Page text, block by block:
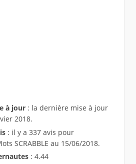
à jour: la dernière mise à jour
2018.
: il y a 337 avis pour
SCRABBLE au 15/06/2018.
: 4.44